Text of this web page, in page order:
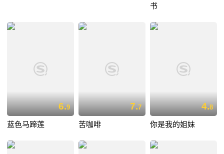
书
6.9
蓝色马蹄莲
7.7
苦咖啡
4.8
你是我的姐妹